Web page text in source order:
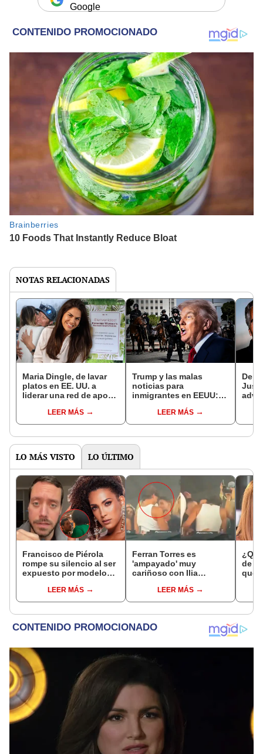
Google
NOTAS RELACIONADAS
Maria Dingle, de lavar
platos en EE. UU. a
liderar una red de apoyo
"Puedes caerte de cara,
pero igual te levantas"
LEER MÁS
Trump y las malas
noticias para
inmigrantes en EEUU:
indocumentados de
México, Venezuela,
LEER MÁS
LO MÁS VISTO LO ÚLTIMO
Francisco de Piérola
rompe su silencio al ser
expuesto por modelo
“El de la foto soy yo, no
puedo negarlo”
LEER MÁS
Ferran Torres es
'ampayado' muy
cariñoso con Ilia
artes marciales, y
desata gran revuelo en
LEER MÁS
de
qué